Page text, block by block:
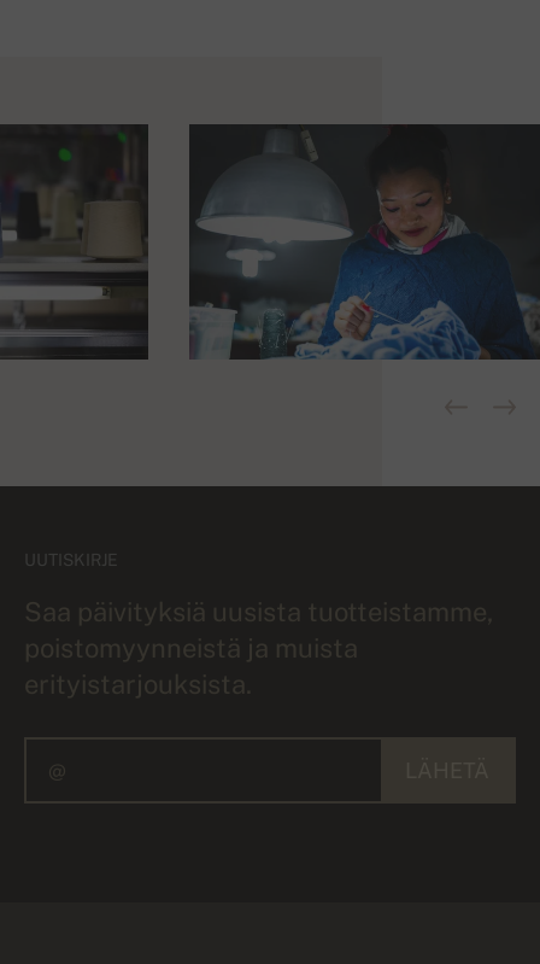
UUTISKIRJE
Saa päivityksiä uusista tuotteistamme,
poistomyynneistä ja muista
erityistarjouksista.